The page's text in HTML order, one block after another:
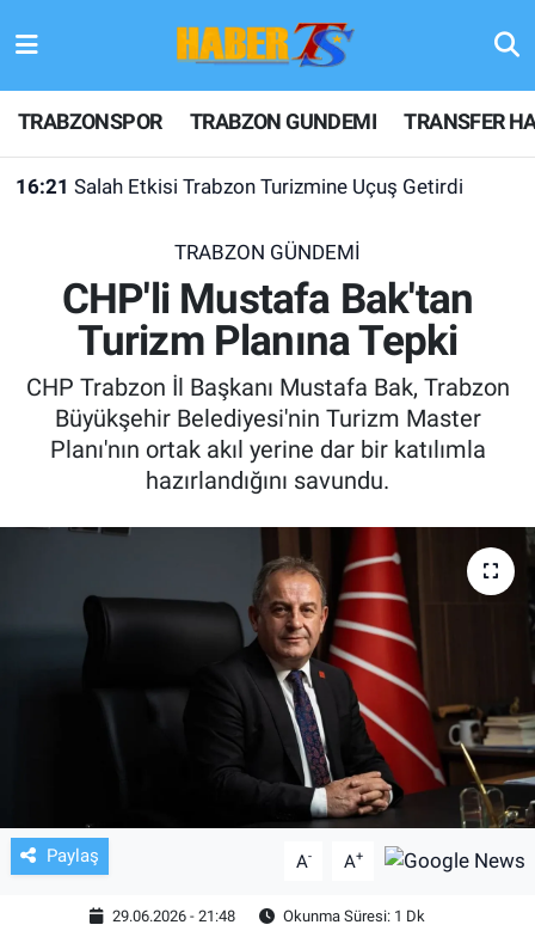
TRABZONSPOR TRABZON GUNDEMI TRANSFER
16:21 Salah Etkisi Trabzon Turizmine Uçuş Getirdi
TRABZON GÜNDEMİ
CHP'li Mustafa Bak'tan
Turizm Planına Tepki
CHP Trabzon İl Başkanı Mustafa Bak, Trabzon
Büyükşehir Belediyesi'nin Turizm Master
Planı'nın ortak akıl yerine dar bir katılımla
hazırlandığını savundu.
Paylaş A- A+
29.06.2026 - 21:48 Okunma Süresi: 1 Dk
TRABZONSPOR
TRABZON GUNDEMI
KULİS MEYDANI
1461 TRABZON
FUTBOL
BASKETBOL
SAĞLIK
KÜLTÜR SANAT
Hava Durumu
Trafik Durumu
Son Dakika Haberleri
Haber Arşivi